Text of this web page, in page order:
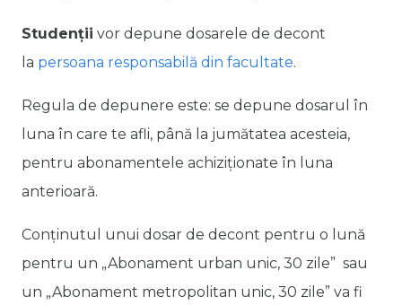
Studenții vor depune dosarele de decont
la persoana responsabilă din facultate.
Regula de depunere este: se depune dosarul în
luna în care te afli, până la jumătatea acesteia,
pentru abonamentele achiziționate în luna
anterioară.
Conținutul unui dosar de decont pentru o lună
pentru un „Abonament urban unic, 30 zile” sau
un „Abonament metropolitan unic, 30 zile” va fi